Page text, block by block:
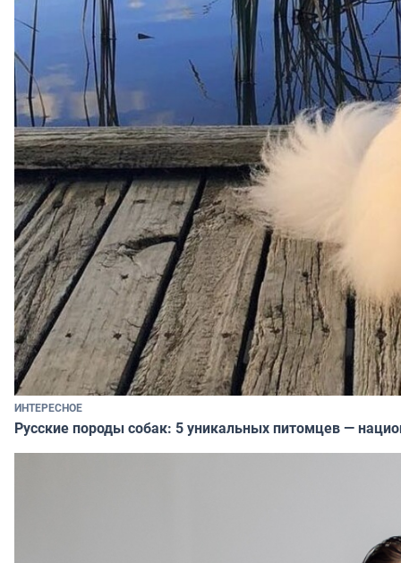
ИНТЕРЕСНОЕ
Русские породы собак: 5 уникальных питомцев —